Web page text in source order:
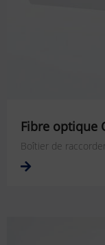
Fibre optique
Boîtier de